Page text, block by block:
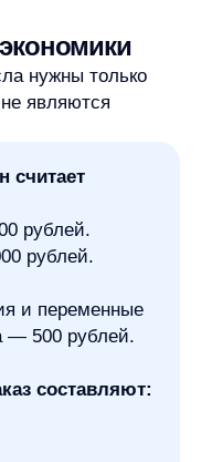
быстро
повторных
цель.